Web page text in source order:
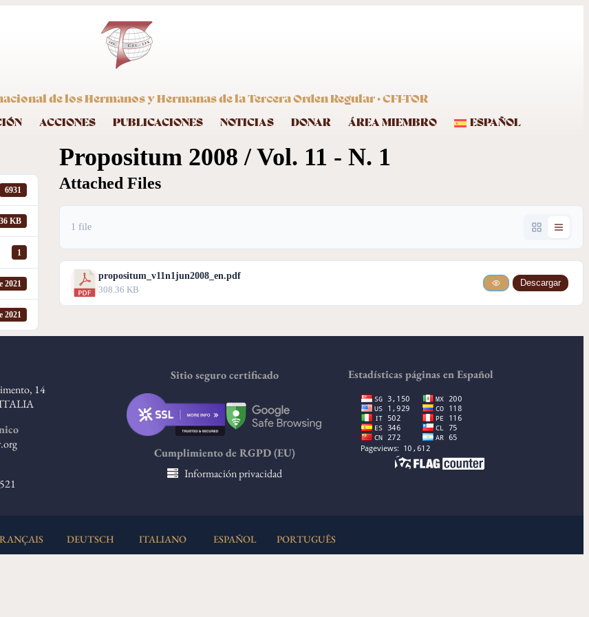
de los Hermanos y Hermanas de la Tercera Orden Regular · CFI-TOR
ACCIONES PUBLICACIONES NOTICIAS DONAR ÁREA MIEMBRO ESPAÑOL
6931
KB
1
2021
2021
Propositum 2008 / Vol. 11 - N. 1
Attached Files
1 file
propositum_v11n1jun2008_en.pdf
308.36 KB
Descargar
14
Sitio seguro certificado
Cumplimiento de RGPD (EU)
Información privacidad
Estadísticas páginas en Español
DEUTSCH ITALIANO ESPAÑOL PORTUGUÊS